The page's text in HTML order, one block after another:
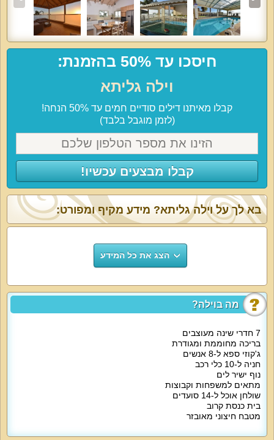
חיסכו עד 50% בהזמנת:
וילה גליתא
קבלו מאיתנו דילים סודיים חמים עד 50% הנחה!
(לזמן מוגבל בלבד)
קבלו מבצעים עכשיו!
מה בוילה?
7 חדרי שינה מעוצבים
בריכה מחוממת ומגודרת
ג'קוזי ספא ל-8 אנשים
חניה ל-10 כלי רכב
נוף ישיר לים
מתאים למשפחות וקבוצות
שולחן אוכל ל-14 סועדים
בית כנסת קרוב
מטבח חיצוני מאובזר
בא לך על וילה גליתא? מידע מקיף ומפורט:
הצג את כל המידע